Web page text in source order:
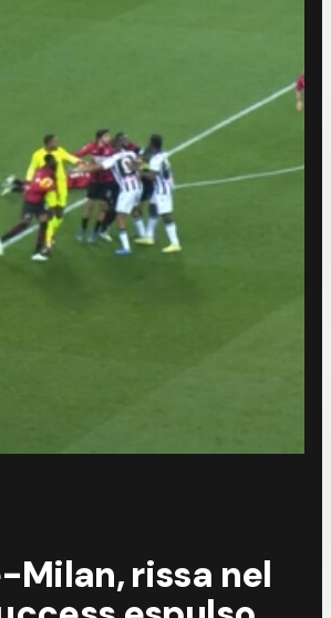
Milan, rissa nel